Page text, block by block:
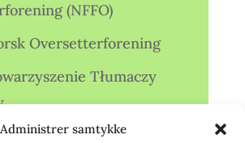
Administrer samtykke
(NFFO)
Oversetterforening
Tłumaczy
Translators